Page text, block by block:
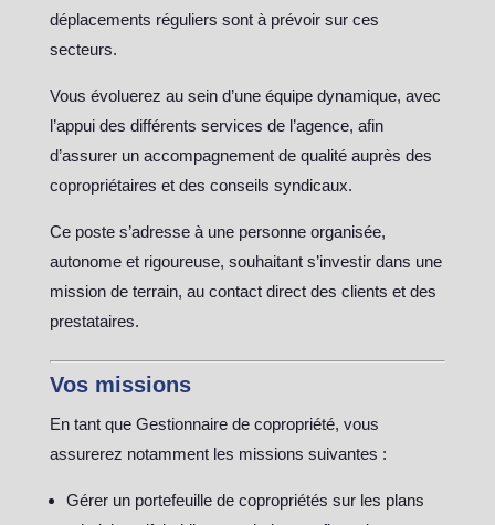
déplacements réguliers sont à prévoir sur ces
secteurs.
Vous évoluerez au sein d’une équipe dynamique, avec
l’appui des différents services de l’agence, afin
d’assurer un accompagnement de qualité auprès des
copropriétaires et des conseils syndicaux.
Ce poste s’adresse à une personne organisée,
autonome et rigoureuse, souhaitant s’investir dans une
mission de terrain, au contact direct des clients et des
prestataires.
Vos missions
En tant que Gestionnaire de copropriété, vous
assurerez notamment les missions suivantes :
Gérer un portefeuille de copropriétés sur les plans